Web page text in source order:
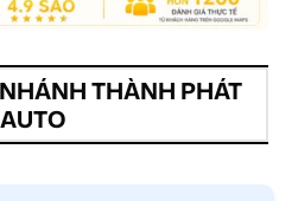
THÀNH PHÁT
AUTO